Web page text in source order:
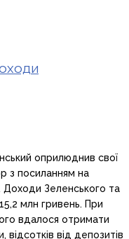
оприлюднив свої
з посиланням на
Доходи Зеленського та
млн гривень. При
вдалося отримати
відсотків від депозитів